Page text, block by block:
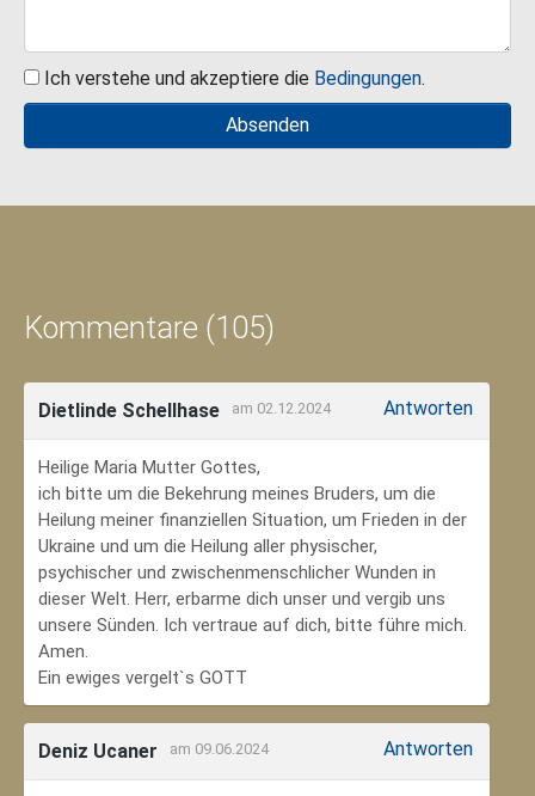
Ich verstehe und akzeptiere die Bedingungen.
Kommentare (105)
Dietlinde Schellhase am 02.12.2024 Antworten
Heilige Maria Mutter Gottes,
ich bitte um die Bekehrung meines Bruders, um die
Heilung meiner finanziellen Situation, um Frieden in der
Ukraine und um die Heilung aller physischer,
psychischer und zwischenmenschlicher Wunden in
dieser Welt. Herr, erbarme dich unser und vergib uns
unsere Sünden. Ich vertraue auf dich, bitte führe mich.
Amen.
Ein ewiges vergelt`s GOTT
Deniz Ucaner am 09.06.2024 Antworten